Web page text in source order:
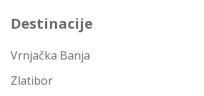
Destinacije
Vrnjačka Banja
Zlatibor